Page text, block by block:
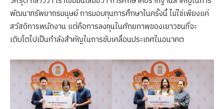
พัฒนาทรัพยากรมนุษย์ การมอบทุนการศึกษาในครั้งนี้ ไม่ใช่เพียงแค่
สวัสดิการพนักงาน แต่คือการลงทุนในศักยภาพของเยาวชนที่จะ
เติบโตไปเป็นกำลังสำคัญในการขับเคลื่อนประเทศในอนาคต